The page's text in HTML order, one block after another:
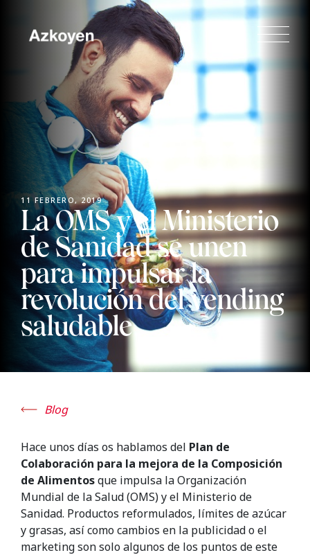
11 FEBRERO, 2019
La OMS y el Ministerio
de Sanidad se unen
para impulsar la
revolución del vending
saludable
Blog
Hace unos días os hablamos del Plan de
Colaboración para la mejora de la Composición
de Alimentosque impulsa la Organización
Mundial de la Salud (OMS) y el Ministerio de
Sanidad. Productos reformulados, límites de azúcar
y grasas, así como cambios en la publicidad o el
marketing son solo algunos de los puntos de este